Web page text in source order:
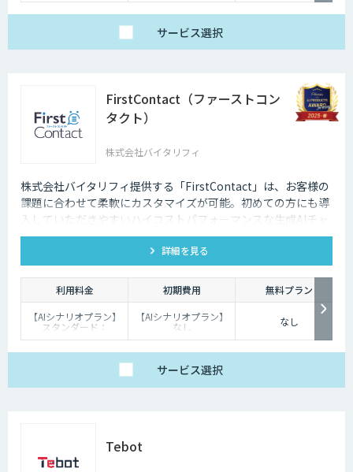
サービス選択
FirstContact（ファーストコン
タクト）
株式会社バイタリフィ
株式会社バイタリフィ提供する「FirstContact」は、お客様の
課題に合わせて柔軟にカスタマイズが可能。初めての方にも導
入していただきやすいハイコストパフォーマンスな生成AIチャ
ットボットです。
詳細を見る
利用料金 初期費用
無料プラン
【AIシナリオプラン】
スタンダード：
￥2,980～/月、プレミ
～/月（10万PVを超え
【生成AIプラン】
【AIシナリオプラン】
なし
【生成AIプラン】：
なし
サービス選択
Tebot